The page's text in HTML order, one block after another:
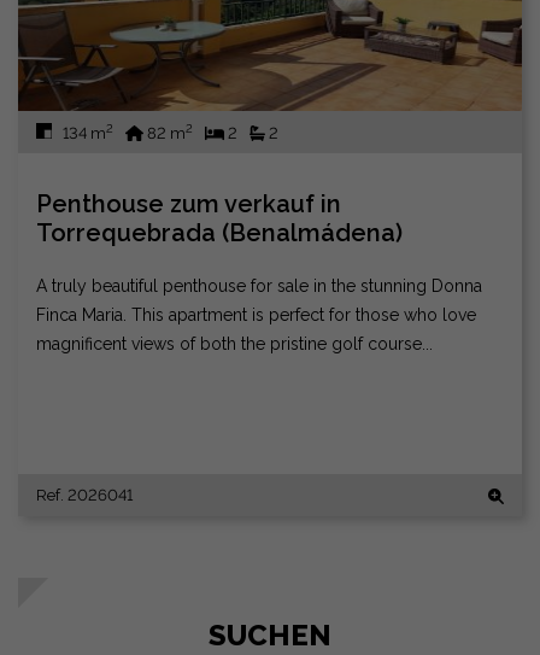
134 m2 82 m2 2 2
Penthouse zum verkauf in
Torrequebrada (Benalmádena)
A truly beautiful penthouse for sale in the stunning Donna
Finca Maria. This apartment is perfect for those who love
magnificent views of both the pristine golf course...
Ref. 2026041
SUCHEN